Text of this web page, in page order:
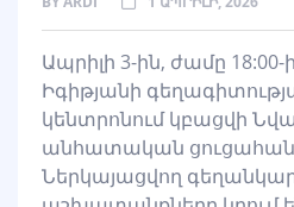
Ապրիլի 3-ին, ժամը 18:00-
Իգիթյանի
կենտրոնում կբացվի
անհատական
Ներկայացվող